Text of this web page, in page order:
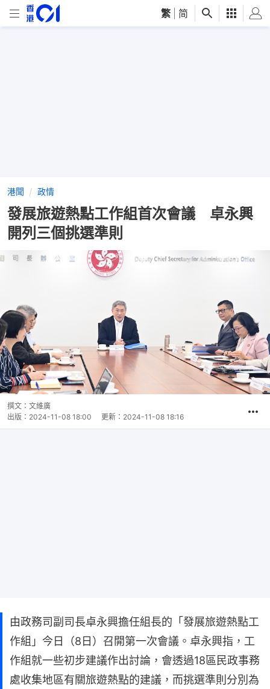
繁 简
港聞 政情
發展旅遊熱點工作組首次會議 卓永興
開列三個挑選準則
撰文： 文維廣
出版： 2024-11-08 18:00 更新： 2024-11-08 18:16
由政務司副司長卓永興擔任組長的「發展旅遊熱點工
作組」今日（8日）召開第一次會議。卓永興指，工
作組就一些初步建議作出討論，會透過18區民政事務
處收集地區有關旅遊熱點的建議，而挑選準則分別為